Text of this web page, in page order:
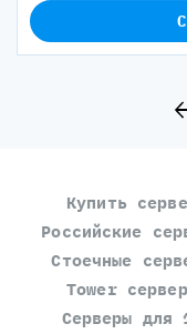
Купить
Российские
Стоечные
Tower
Серверы для